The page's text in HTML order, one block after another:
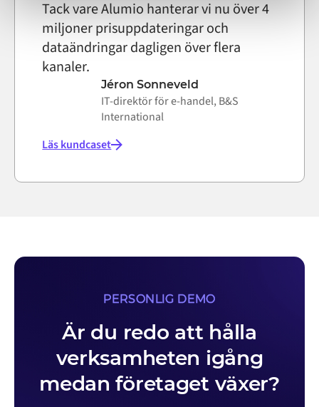
Tack vare Alumio hanterar vi nu över 4
miljoner prisuppdateringar och
dataändringar dagligen över flera
kanaler.
Jéron Sonneveld
IT-direktör för e-handel, B&S
International
Läs kundcaset
PERSONLIG DEMO
Är du redo att hålla
verksamheten igång
medan företaget växer?